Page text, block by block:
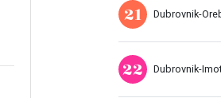
21 Dubrovnik-
22 Dubrovnik-